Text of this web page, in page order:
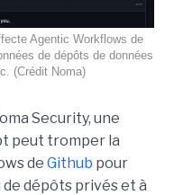
Agentic Workflows de
de dépôts de données
(Crédit Noma)
Security, une
peut tromper la
de Github pour
dépôts privés et à